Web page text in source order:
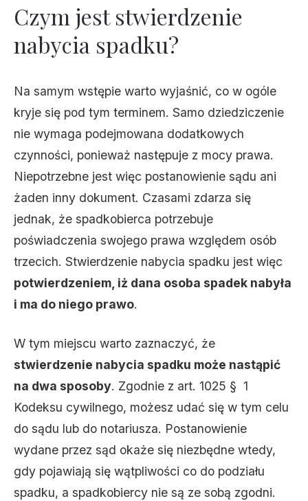
Czym jest stwierdzenie
nabycia spadku?
Na samym wstępie warto wyjaśnić, co w ogóle
kryje się pod tym terminem. Samo dziedziczenie
nie wymaga podejmowana dodatkowych
czynności, ponieważ następuje z mocy prawa.
Niepotrzebne jest więc postanowienie sądu ani
żaden inny dokument. Czasami zdarza się
jednak, że spadkobierca potrzebuje
poświadczenia swojego prawa względem osób
trzecich. Stwierdzenie nabycia spadku jest więc
potwierdzeniem, iż dana osoba spadek nabyła
i ma do niego prawo.
W tym miejscu warto zaznaczyć, że
stwierdzenie nabycia spadku może nastąpić
na dwa sposoby. Zgodnie z art. 1025 § 1
Kodeksu cywilnego, możesz udać się w tym celu
do sądu lub do notariusza. Postanowienie
wydane przez sąd okaże się niezbędne wtedy,
gdy pojawiają się wątpliwości co do podziału
spadku, a spadkobiercy nie są ze sobą zgodni.